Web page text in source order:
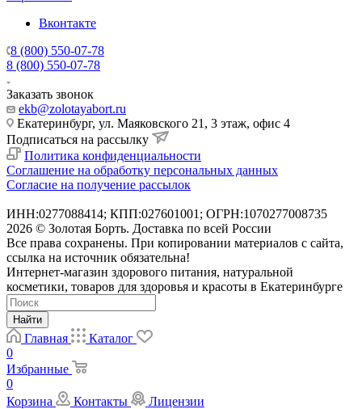
Вконтакте
8 (800) 550-07-78
8 (800) 550-07-78
Заказать звонок
ekb@zolotayabort.ru
Екатеринбург, ул. Маяковского 21, 3 этаж, офис 4
Подписаться на рассылку
Политика конфиденциальности
Соглашение на обработку персональных данных
Согласие на получение рассылок
ИНН:0277088414; КПП:027601001; ОГРН:1070277008735
2026 © Золотая Борть. Доставка по всей России
Все права сохранены. При копировании материалов с сайта,
ссылка на источник обязательна!
Интернет-магазин здорового питания, натуральной
косметики, товаров для здоровья и красоты в Екатеринбурге
Найти
Главная
Каталог
0
Избранные
0
Корзина
Контакты
Лицензии